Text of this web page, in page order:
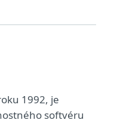
1992, je
softvéru